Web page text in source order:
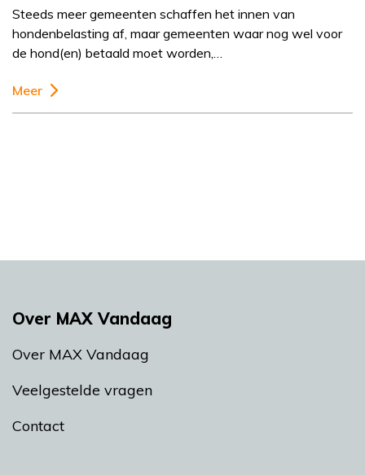
Steeds meer gemeenten schaffen het innen van
hondenbelasting af, maar gemeenten waar nog wel voor
de hond(en) betaald moet worden,…
Meer
Over MAX Vandaag
Over MAX Vandaag
Veelgestelde vragen
Contact